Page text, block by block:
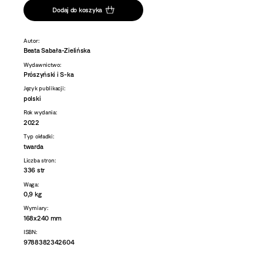
Dodaj do koszyka
Autor:
Beata Sabała-Zielińska
Wydawnictwo:
Prószyński i S-ka
Język publikacji:
polski
Rok wydania:
2022
Typ okładki:
twarda
Liczba stron:
336 str
Waga:
0,9 kg
Wymiary:
168x240 mm
ISBN:
9788382342604